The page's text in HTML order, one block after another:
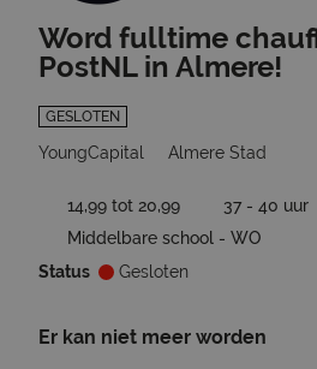
Word fulltime
PostNL in Almere!
GESLOTEN
YoungCapital Almere Stad
14,99 tot 20,99
37 - 40 uur
Middelbare school - WO
Status
Gesloten
Er kan niet meer worden